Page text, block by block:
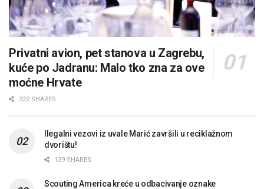
Privatni avion, pet stanova u Zagrebu,
kuće po Jadranu: Malo tko zna za ove
moćne Hrvate
322 SHARES
Ilegalni vezovi iz uvale Marić završili u reciklažnom
dvorištu!
139 SHARES
Scouting America kreće u odbacivanje oznake